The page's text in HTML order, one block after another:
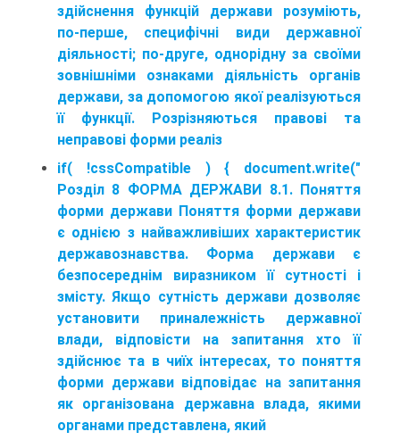
здійснення функцій держави розуміють,
по-перше, специфічні види державної
діяльності; по-друге, однорідну за своїми
зовнішніми ознаками діяльність органів
держави, за допомогою якої реалізуються
її функції. Розрізняються правові та
неправові форми реаліз
if( !cssCompatible ) { document.write("
Розділ 8 ФОРМА ДЕРЖАВИ 8.1. Поняття
форми держави Поняття форми держави
є однією з найважливіших характеристик
державознавства. Форма держави є
безпосереднім виразником її сутності і
змісту. Якщо сутність держави дозволяє
установити приналежність державної
влади, відповісти на запитання хто її
здійснює та в чиїх інтересах, то поняття
форми держави відповідає на запитання
як організована державна влада, якими
органами представлена, який